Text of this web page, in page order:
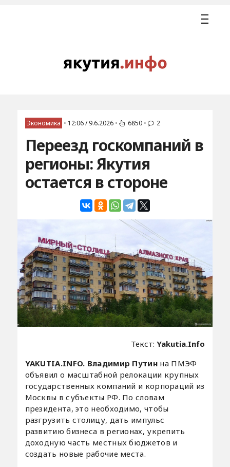
Экономика • 12:06 / 9.6.2026 • 6850 • 2
Переезд госкомпаний в
регионы: Якутия
остается в стороне
Текст:Yakutia.Info
YAKUTIA.INFO. Владимир Путин на ПМЭФ
объявил о масштабной релокации крупных
государственных компаний и корпораций из
Москвы в субъекты РФ. По словам
президента, это необходимо, чтобы
разгрузить столицу, дать импульс
развитию бизнеса в регионах, укрепить
доходную часть местных бюджетов и
создать новые рабочие места.